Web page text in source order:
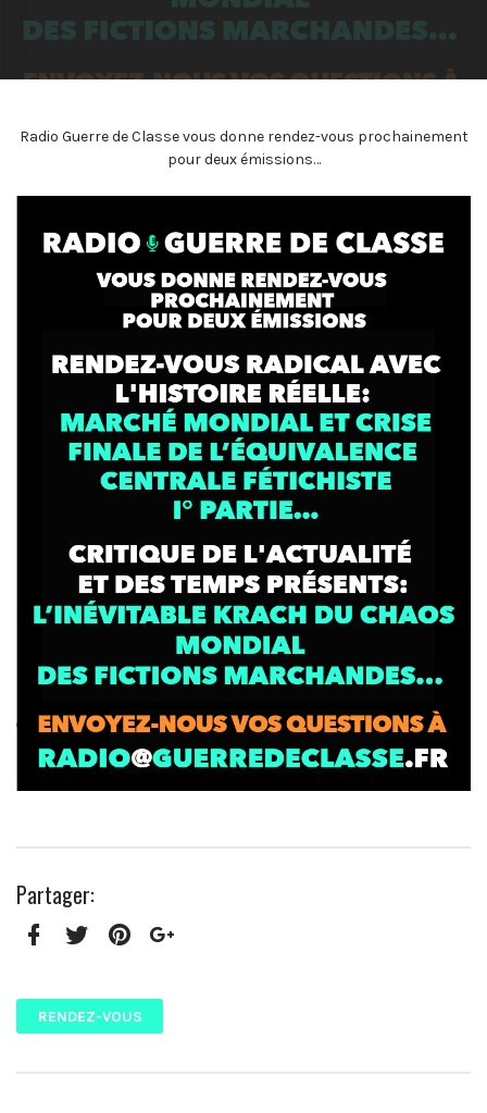
Radio Guerre de Classe vous donne rendez-vous prochainement
pour deux émissions…
Partager:
RENDEZ-VOUS